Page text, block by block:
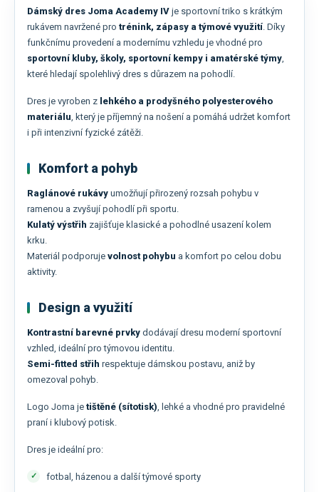
Dámský dres Joma Academy IV je sportovní triko s krátkým
rukávem navržené pro trénink, zápasy a týmové využití. Díky
funkčnímu provedení a modernímu vzhledu je vhodné pro
sportovní kluby, školy, sportovní kempy i amatérské týmy,
které hledají spolehlivý dres s důrazem na pohodlí.
Dres je vyroben z lehkého a prodyšného polyesterového
materiálu, který je příjemný na nošení a pomáhá udržet komfort
i při intenzivní fyzické zátěži.
Komfort a pohyb
Raglánové rukávy umožňují přirozený rozsah pohybu v
ramenou a zvyšují pohodlí při sportu.
Kulatý výstřih zajišťuje klasické a pohodlné usazení kolem
krku.
Materiál podporuje volnost pohybu a komfort po celou dobu
aktivity.
Design a využití
Kontrastní barevné prvky dodávají dresu moderní sportovní
vzhled, ideální pro týmovou identitu.
Semi-fitted střih respektuje dámskou postavu, aniž by
omezoval pohyb.
Logo Joma je tištěné (sítotisk), lehké a vhodné pro pravidelné
praní i klubový potisk.
Dres je ideální pro:
fotbal, házenou a další týmové sporty